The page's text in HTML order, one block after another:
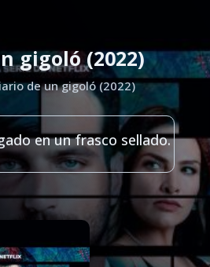
gigoló (2022)
de un gigoló (2022)
en un frasco sellado.